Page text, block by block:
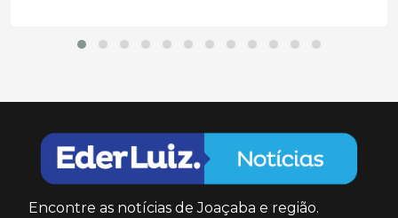
Encontre as notícias de Joaçaba e região.